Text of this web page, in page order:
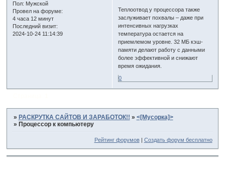
Пол: Мужской
Провел на форуме:
4 часа 12 минут
Последний визит:
2024-10-24 11:14:39
Теплоотвод у процессора также
заслуживает похвалы – даже при
интенсивных нагрузках
температура остается на
приемлемом уровне. 32 МБ кэш-
памяти делают работу с данными
более эффективной и снижают
время ожидания.
0
» РАСКРУТКА САЙТОВ И ЗАРАБОТОК!! » <[Мусорка]>
» Процессор к компьютеру
Рейтинг форумов| Создать форум бесплатно